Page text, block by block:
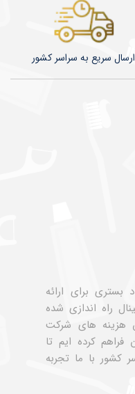
بستری برای ارائه
راه اندازی شده
هزینه های شرکت
کرده ایم تا
کشور با ما تجربه
​​​​ارسال سریع به سراسر کشور